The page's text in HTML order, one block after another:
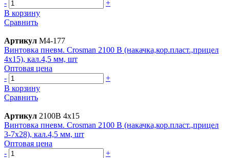
-
+
В корзину
Сравнить
Артикул M4-177
Винтовка пневм. Crosman 2100 B (накачка,кор.пласт.,прицел
4x15), кал.4,5 мм, шт
Оптовая цена
-
+
В корзину
Сравнить
Артикул 2100B 4x15
Винтовка пневм. Crosman 2100 B (накачка,кор.пласт.,прицел
3-7x28), кал.4,5 мм, шт
Оптовая цена
-
+